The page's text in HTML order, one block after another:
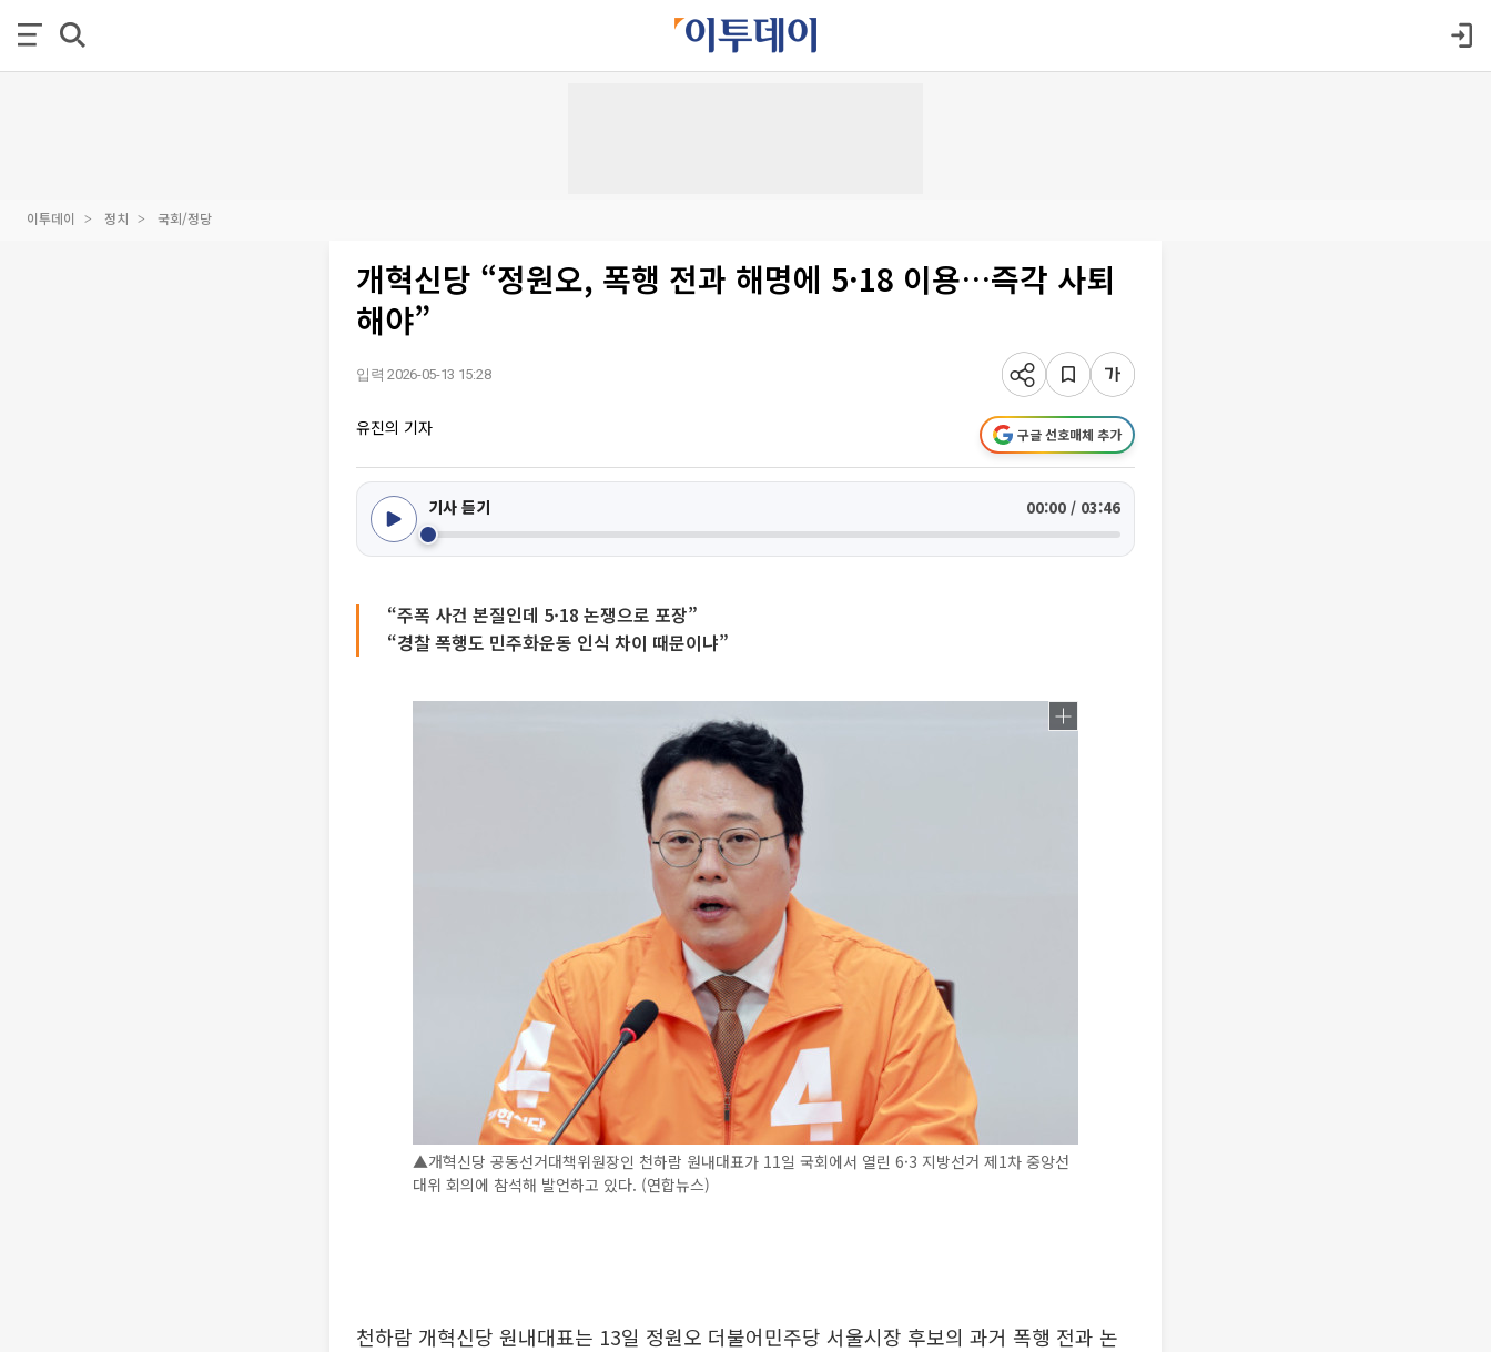
이투데이 정치 국회/정당
개혁신당 “정원오, 폭행 전과 해명에 5·18 이용…즉각 사퇴
해야”
입력 2026-05-13 15:28
유진의 기자 구글 선호매체 추가
기사 듣기 00:00 / 03:46
“주폭 사건 본질인데 5·18 논쟁으로 포장”
“경찰 폭행도 민주화운동 인식 차이 때문이냐”
▲개혁신당 공동선거대책위원장인 천하람 원내대표가 11일 국회에서 열린 6·3 지방선거 제1차 중앙선
대위 회의에 참석해 발언하고 있다. (연합뉴스)
천하람 개혁신당 원내대표는 13일 정원오 더불어민주당 서울시장 후보의 과거 폭행 전과 논